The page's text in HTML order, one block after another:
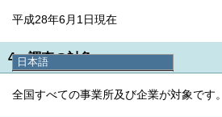
日本語
English
平成28年6月1日現在
4 調査の対象
全国すべての事業所及び企業が対象です。